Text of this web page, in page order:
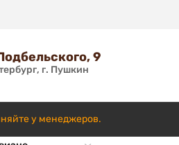
9
г. Пушкин
у менеджеров.